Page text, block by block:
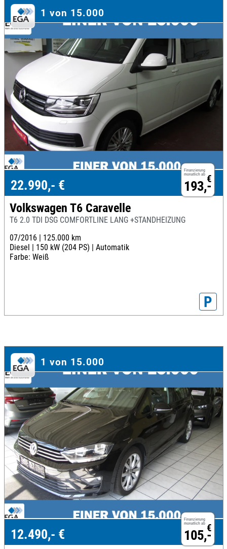
1 von 15.000
Finanzierung
monatlich ab €
193,-
22.990,- €
Volkswagen T6 Caravelle
T6 2.0 TDI DSG COMFORTLINE LANG +STANDHEIZUNG
07/2016 | 125.000 km
Diesel | 150 kW (204 PS) | Automatik
Farbe: Weiß
P
1 von 15.000
Finanzierung
monatlich ab €
105,-
12.490,- €